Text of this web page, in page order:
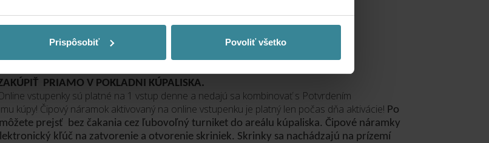
Prispôsobiť Povoliť všetko
PRIAMO V POKLADNI KÚPALISKA.
vstupenky sú platné na 1 vstup denne a nedajú sa kombinovať s Potvrdením
kúpy! Čipový náramok aktivovaný na online vstupenku je platný len počas dňa aktivácie! Po
prejsť bez čakania cez ľubovoľný turniket do areálu kúpaliska. Čipové náramky
kľúč na zatvorenie a otvorenie skriniek. Skrinky sa nachádzajú na prízemí